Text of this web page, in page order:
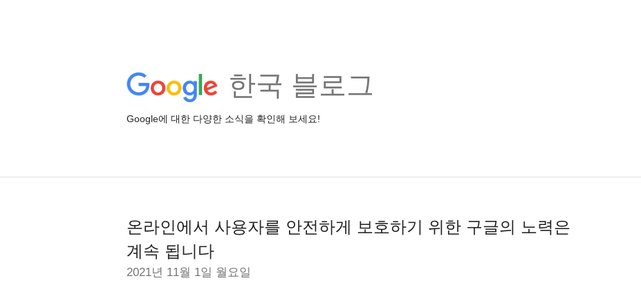
한국 블로그
Google에 대한 다양한 소식을 확인해 보세요!
온라인에서 사용자를 안전하게 보호하기 위한 구글의 노력은
계속 됩니다
2021년 11월 1일 월요일